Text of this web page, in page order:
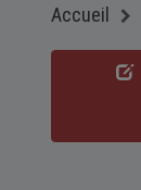
Accueil